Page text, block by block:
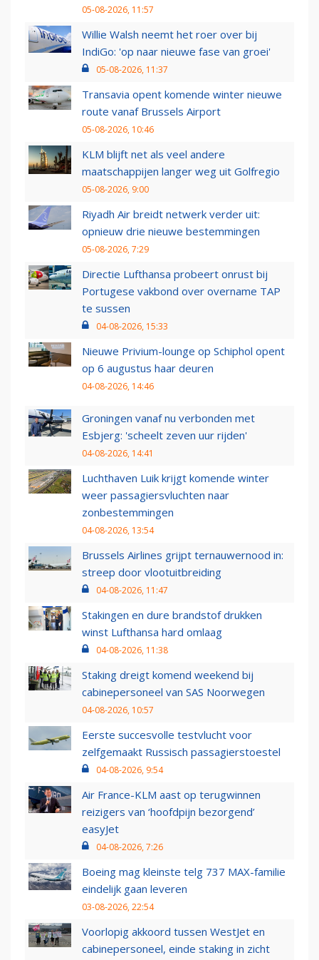
05-08-2026, 11:57
Willie Walsh neemt het roer over bij
IndiGo: 'op naar nieuwe fase van groei'
05-08-2026, 11:37
Transavia opent komende winter nieuwe
route vanaf Brussels Airport
05-08-2026, 10:46
KLM blijft net als veel andere
maatschappijen langer weg uit Golfregio
05-08-2026, 9:00
Riyadh Air breidt netwerk verder uit:
opnieuw drie nieuwe bestemmingen
05-08-2026, 7:29
Directie Lufthansa probeert onrust bij
Portugese vakbond over overname TAP
te sussen
04-08-2026, 15:33
Nieuwe Privium-lounge op Schiphol opent
op 6 augustus haar deuren
04-08-2026, 14:46
Groningen vanaf nu verbonden met
Esbjerg: 'scheelt zeven uur rijden'
04-08-2026, 14:41
Luchthaven Luik krijgt komende winter
weer passagiersvluchten naar
zonbestemmingen
04-08-2026, 13:54
Brussels Airlines grijpt ternauwernood in:
streep door vlootuitbreiding
04-08-2026, 11:47
Stakingen en dure brandstof drukken
winst Lufthansa hard omlaag
04-08-2026, 11:38
Staking dreigt komend weekend bij
cabinepersoneel van SAS Noorwegen
04-08-2026, 10:57
Eerste succesvolle testvlucht voor
zelfgemaakt Russisch passagierstoestel
04-08-2026, 9:54
Air France-KLM aast op terugwinnen
reizigers van ‘hoofdpijn bezorgend’
easyJet
04-08-2026, 7:26
Boeing mag kleinste telg 737 MAX-familie
eindelijk gaan leveren
03-08-2026, 22:54
Voorlopig akkoord tussen WestJet en
cabinepersoneel, einde staking in zicht